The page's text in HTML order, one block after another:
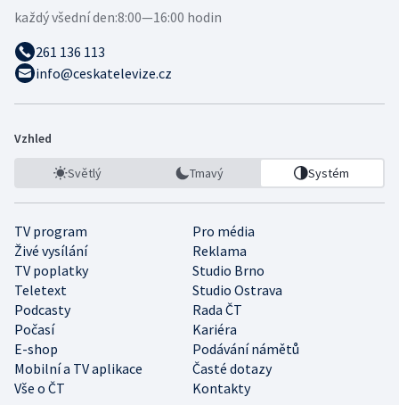
každý všední den:8:00—16:00 hodin
261 136 113
info@ceskatelevize.cz
Vzhled
Světlý Tmavý Systém
TV program
Pro média
Živé vysílání
Reklama
TV poplatky
Studio Brno
Teletext
Studio Ostrava
Podcasty
Rada ČT
Počasí
Kariéra
E-shop
Podávání námětů
Mobilní a TV aplikace
Časté dotazy
Vše o ČT
Kontakty